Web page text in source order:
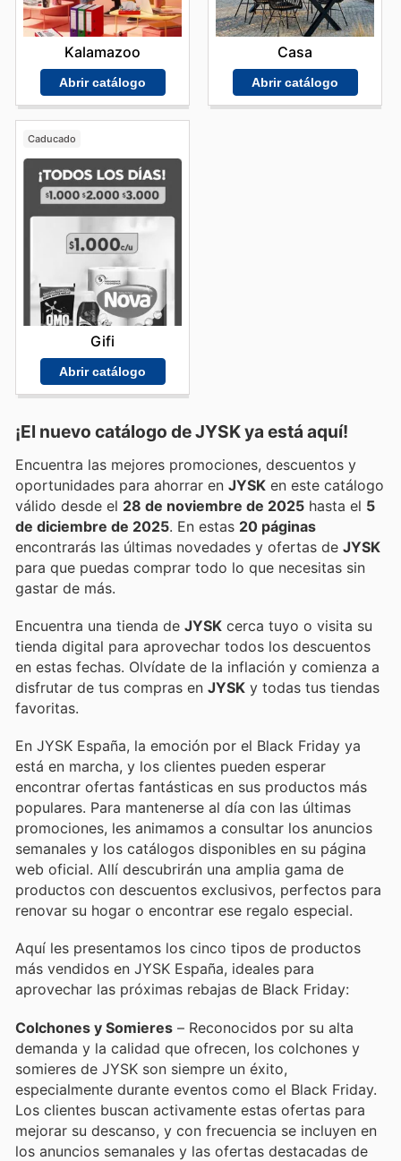
Kalamazoo
Abrir catálogo
Casa
Abrir catálogo
Caducado
Gifi
Abrir catálogo
¡El nuevo catálogo deJYSKya está aquí!
Encuentra las mejores promociones, descuentos y
oportunidades para ahorrar en JYSK en este catálogo
válido desde el 28 de noviembre de 2025 hasta el 5
de diciembre de 2025 . En estas 20 páginas
encontrarás las últimas novedades y ofertas de JYSK
para que puedas comprar todo lo que necesitas sin
gastar de más.
Encuentra una tienda de JYSK cerca tuyo o visita su
tienda digital para aprovechar todos los descuentos
en estas fechas. Olvídate de la inflación y comienza a
disfrutar de tus compras en JYSK y todas tus tiendas
favoritas.
En JYSK España, la emoción por el Black Friday ya
está en marcha, y los clientes pueden esperar
encontrar ofertas fantásticas en sus productos más
populares. Para mantenerse al día con las últimas
promociones, les animamos a consultar los anuncios
semanales y los catálogos disponibles en su página
web oficial. Allí descubrirán una amplia gama de
productos con descuentos exclusivos, perfectos para
renovar su hogar o encontrar ese regalo especial.
Aquí les presentamos los cinco tipos de productos
más vendidos en JYSK España, ideales para
aprovechar las próximas rebajas de Black Friday:
Colchones y Somieres – Reconocidos por su alta
demanda y la calidad que ofrecen, los colchones y
somieres de JYSK son siempre un éxito,
especialmente durante eventos como el Black Friday.
Los clientes buscan activamente estas ofertas para
mejorar su descanso, y con frecuencia se incluyen en
los anuncios semanales y las ofertas destacadas de